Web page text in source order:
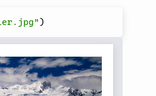
)